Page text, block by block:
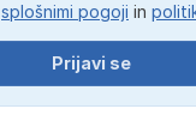
splošnimi pogoji in
Prijavi se